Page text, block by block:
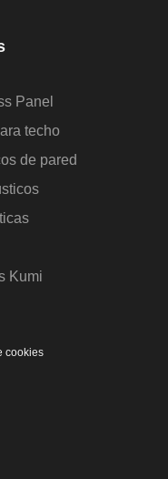
Panel
techo
de pared
Kumi
cookies